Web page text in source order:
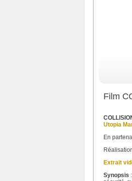
Film
Utopia
En
Extrait
Synopsis